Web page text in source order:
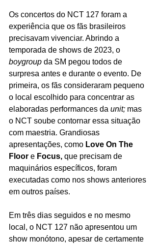
Os concertos do NCT 127 foram a
experiência que os fãs brasileiros
precisavam vivenciar. Abrindo a
temporada de shows de 2023, o
boygroup da SM pegou todos de
surpresa antes e durante o evento. De
primeira, os fãs consideraram pequeno
o local escolhido para concentrar as
elaboradas performances da unit; mas
o NCT soube contornar essa situação
com maestria. Grandiosas
apresentações, como Love On The
Floor e Focus, que precisam de
maquinários específicos, foram
executadas como nos shows anteriores
em outros países.
Em três dias seguidos e no mesmo
local, o NCT 127 não apresentou um
show monótono, apesar de certamente